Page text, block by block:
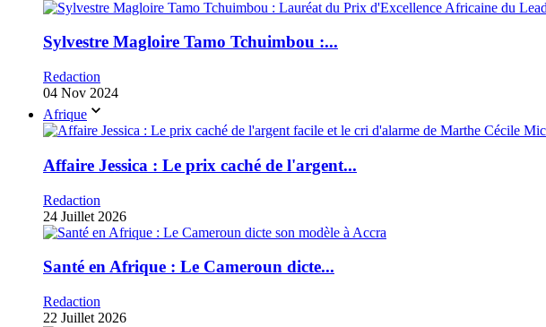
Sylvestre Magloire Tamo Tchuimbou :...
Redaction
04 Nov 2024
Afrique
Affaire Jessica : Le prix caché de l'argent...
Redaction
24 Juillet 2026
Santé en Afrique : Le Cameroun dicte...
Redaction
22 Juillet 2026